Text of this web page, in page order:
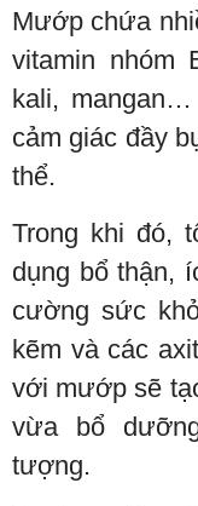
Mướp chứa
vitamin nhóm
kali,
cảm giác đầy
thể.
Trong khi đó,
dụng bổ thận,
cường sức
kẽm và các
với mướp sẽ
vừa bổ
tượng.